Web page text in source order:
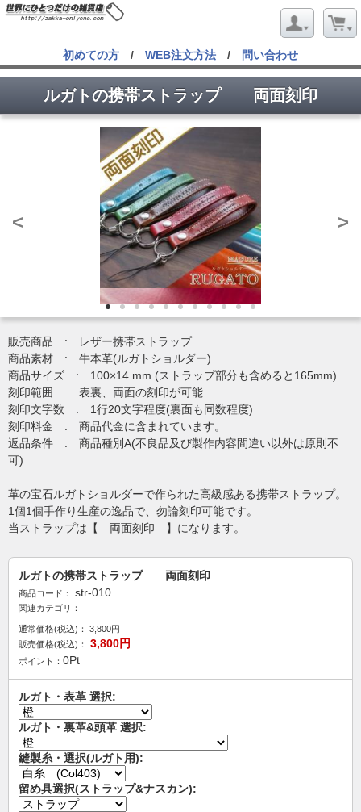
初めての方 / WEB注文方法 / 問い合わせ
ルガトの携帯ストラップ 両面刻印
< >
販売商品 : レザー携帯ストラップ
商品素材 : 牛本革(ルガトショルダー)
商品サイズ : 100×14 mm (ストラップ部分も含めると165mm)
刻印範囲 : 表裏、両面の刻印が可能
刻印文字数 : 1行20文字程度(裏面も同数程度)
刻印料金 : 商品代金に含まれています。
返品条件 : 商品種別A(不良品及び製作内容間違い以外は原則不
可)
革の宝石ルガトショルダーで作られた高級感ある携帯ストラップ。
1個1個手作り生産の逸品で、勿論刻印可能です。
当ストラップは【 両面刻印 】になります。
ルガトの携帯ストラップ 両面刻印
商品コード： str-010
関連カテゴリ：
通常価格(税込)： 3,800円
販売価格(税込)：
3,800円
ポイント： 0Pt
ルガト・表革 選択:
ルガト・裏革&頭革 選択:
縫製糸・選択(ルガト用):
留め具選択(ストラップ&ナスカン):